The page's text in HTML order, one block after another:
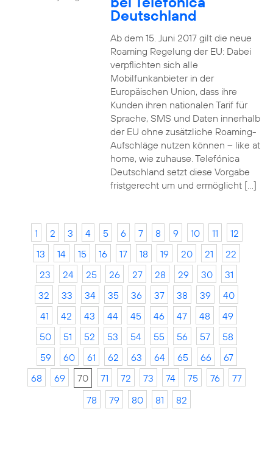
Deutschland
Ab dem 15. Juni 2017 gilt die neue
Roaming Regelung der EU: Dabei
verpflichten sich alle
Mobilfunkanbieter in der
Europäischen Union, dass ihre
Kunden ihren nationalen Tarif für
Sprache, SMS und Daten innerhalb
der EU ohne zusätzliche Roaming-
Aufschläge nutzen können – like at
home, wie zuhause. Telefónica
Deutschland setzt diese Vorgabe
fristgerecht um und ermöglicht […]
1 2 3 4 5 6 7 8 9 10 11
12
13
14 15 16 17 18 19 20 21
22
23
24 25 26 27 28 29 30
31
32
33 34 35 36 37 38 39
40
41
42 43 44 45 46 47 48
49
50
51 52 53 54 55 56 57
58
59
60 61 62 63 64 65 66
67
68
69 70 71 72 73 74 75 76
77
78
79 80 81 82